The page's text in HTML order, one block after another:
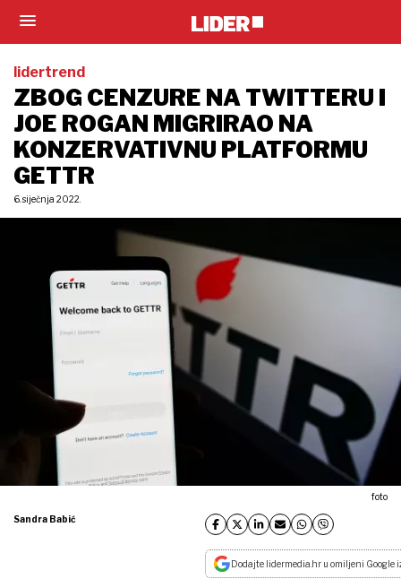
lidertrend
ZBOG CENZURE NA TWITTERU I
JOE ROGAN MIGRIRAO NA
KONZERVATIVNU PLATFORMU
GETTR
6. siječnja 2022.
foto
Sandra Babić
Dodajte lidermedia.hr u omiljeni Google